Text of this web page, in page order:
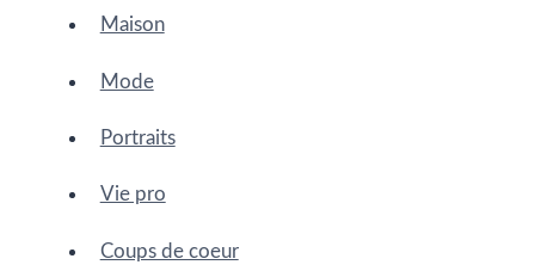
Maison
Mode
Portraits
Vie pro
Coups de coeur